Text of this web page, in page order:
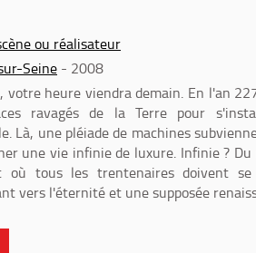
ou réalisateur
Seine - 2008
votre heure viendra demain. En l'an
ravagés de la Terre pour
Là, une pléiade de machines
une vie infinie de luxure. Infinie ? Du
où tous les trentenaires doivent
vers l'éternité et une supposée